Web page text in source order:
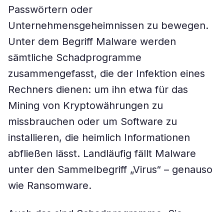
Passwörtern oder
Unternehmensgeheimnissen zu bewegen.
Unter dem Begriff Malware werden
sämtliche Schadprogramme
zusammengefasst, die der Infektion eines
Rechners dienen: um ihn etwa für das
Mining von Kryptowährungen zu
missbrauchen oder um Software zu
installieren, die heimlich Informationen
abfließen lässt. Landläufig fällt Malware
unter den Sammelbegriff „Virus“ – genauso
wie Ransomware.